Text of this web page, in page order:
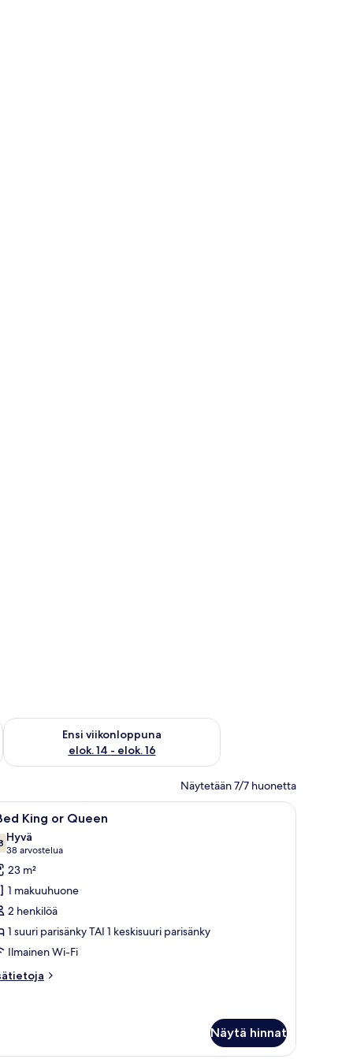
7 - elok. 9
Ensi viikonloppuna
elok. 14 - elok. 16
Tarkista ensi viikonlopun saatavuus elok. 14 - elok. 16
Näytetään 7/7 huonetta
tuoli ja lamppu. Siististi pedattu sänky, jossa on valkoiset
5 King or Queen
kautta 10
Hyvä
38 arvostelua
(38
arvostelua)
23 m²
1 makuuhuone
2 henkilöä
1 suuri parisänky TAI 1 keskisuuri parisänky
Ilmainen Wi-Fi
Näytä hinnat